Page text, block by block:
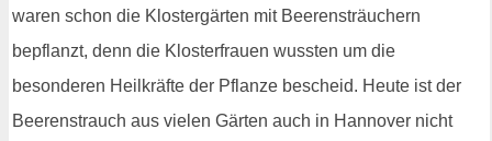
waren schon die Klostergärten mit Beerensträuchern
bepflanzt, denn die Klosterfrauen wussten um die
besonderen Heilkräfte der Pflanze bescheid. Heute ist der
Beerenstrauch aus vielen Gärten auch in Hannover nicht